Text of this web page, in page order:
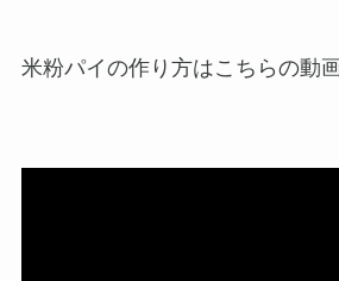
米粉パイの作り方はこちらの動